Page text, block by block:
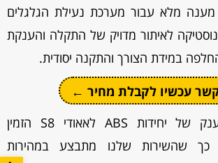
מענה מלא עבור מערכת נעילת הגלגלים
לאיתור מדויק של התקלה והענקת
במידת הצורך והתקנה יסודית.
עכשיו לקבלת מחיר ←
ברשותנו מאגר ענק של יחידות ABS לאאודי S8 הזמין
כך שהשירות שלנו מתבצע במהירות